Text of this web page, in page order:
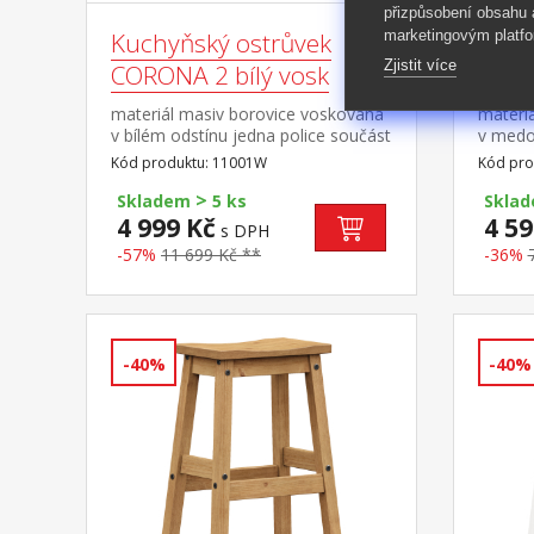
Kuchyňský ostrůvek
CORONA 2 bílý vosk
materiál masiv borovice voskovaná
v bílém odstínu jedna police součást
sestavy Corona 2
Kód produktu: 11001W
Skladem > 5 ks
4 999 Kč s DPH
-57% 11 699 Kč **
Stůl
v
(š/h/v)
Kód
4
-36%
-40% -40%
přizpůsobení obsahu
marketingovým
Zjistit více